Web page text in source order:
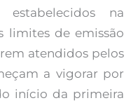
na
limites de emissão
atendidos pelos
a vigorar por
início da primeira